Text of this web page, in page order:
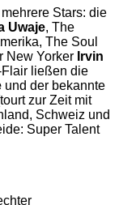
Stars: die
Uwaje, The
The Soul
New Yorker Irvin
ließen die
und der bekannte
zur Zeit mit
Schweiz und
Super Talent